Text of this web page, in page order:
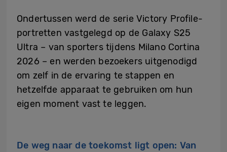
Ondertussen werd de serie Victory Profile-
portretten vastgelegd op de Galaxy S25
Ultra – van sporters tijdens Milano Cortina
2026 – en werden bezoekers uitgenodigd
om zelf in de ervaring te stappen en
hetzelfde apparaat te gebruiken om hun
eigen moment vast te leggen.
De weg naar de toekomst ligt open: Van